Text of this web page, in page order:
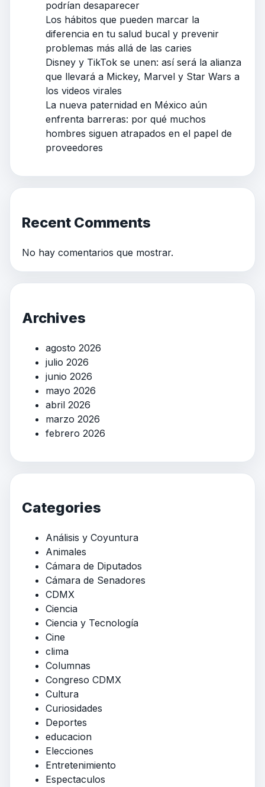
podrían desaparecer
Los hábitos que pueden marcar la
diferencia en tu salud bucal y prevenir
problemas más allá de las caries
Disney y TikTok se unen: así será la alianza
que llevará a Mickey, Marvel y Star Wars a
los videos virales
La nueva paternidad en México aún
enfrenta barreras: por qué muchos
hombres siguen atrapados en el papel de
proveedores
Recent Comments
No hay comentarios que mostrar.
Archives
agosto 2026
julio 2026
junio 2026
mayo 2026
abril 2026
marzo 2026
febrero 2026
Categories
Análisis y Coyuntura
Animales
Cámara de Diputados
Cámara de Senadores
CDMX
Ciencia
Ciencia y Tecnología
Cine
clima
Columnas
Congreso CDMX
Cultura
Curiosidades
Deportes
educacion
Elecciones
Entretenimiento
Espectaculos